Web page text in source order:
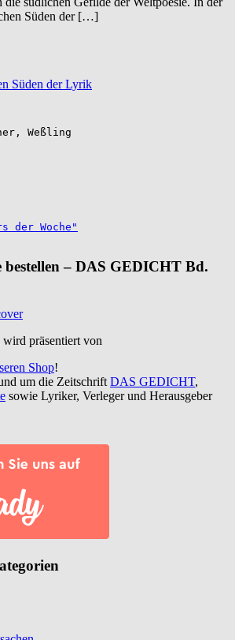
Süden der […]
Süden der Lyrik
der Woche"
bestellen – DAS GEDICHT Bd.
präsentiert von
Shop!
um die Zeitschrift DAS GEDICHT,
sowie Lyriker, Verleger und Herausgeber